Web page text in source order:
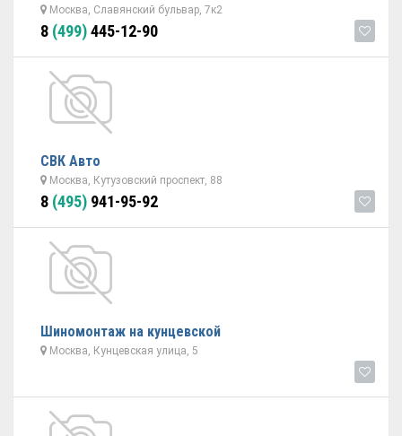
Москва, Славянский бульвар, 7к2
8 (499)445-12-90
СВК Авто
Москва, Кутузовский проспект, 88
8 (495) 941-95-92
Шиномонтаж на кунцевской
Москва, Кунцевская улица, 5